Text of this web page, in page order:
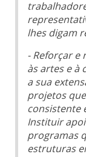
lhes digam
- Reforçar
às artes e à
a sua
projetos
consistente
Instituir
programas
estruturas